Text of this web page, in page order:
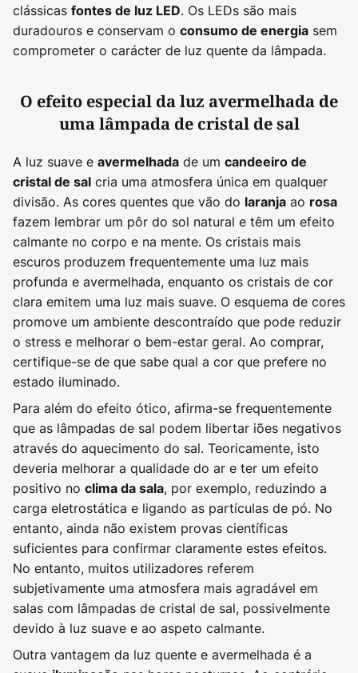
clássicas fontes de luz LED. Os LEDs são mais
duradouros e conservam o consumo de energia sem
comprometer o carácter de luz quente da lâmpada.
O efeito especial da luz avermelhada de
uma lâmpada de cristal de sal
A luz suave e avermelhada de um candeeiro de
cristal de sal cria uma atmosfera única em qualquer
divisão. As cores quentes que vão do laranja ao rosa
fazem lembrar um pôr do sol natural e têm um efeito
calmante no corpo e na mente. Os cristais mais
escuros produzem frequentemente uma luz mais
profunda e avermelhada, enquanto os cristais de cor
clara emitem uma luz mais suave. O esquema de cores
promove um ambiente descontraído que pode reduzir
o stress e melhorar o bem-estar geral. Ao comprar,
certifique-se de que sabe qual a cor que prefere no
estado iluminado.
Para além do efeito ótico, afirma-se frequentemente
que as lâmpadas de sal podem libertar iões negativos
através do aquecimento do sal. Teoricamente, isto
deveria melhorar a qualidade do ar e ter um efeito
positivo no clima da sala, por exemplo, reduzindo a
carga eletrostática e ligando as partículas de pó. No
entanto, ainda não existem provas científicas
suficientes para confirmar claramente estes efeitos.
No entanto, muitos utilizadores referem
subjetivamente uma atmosfera mais agradável em
salas com lâmpadas de cristal de sal, possivelmente
devido à luz suave e ao aspeto calmante.
Outra vantagem da luz quente e avermelhada é a